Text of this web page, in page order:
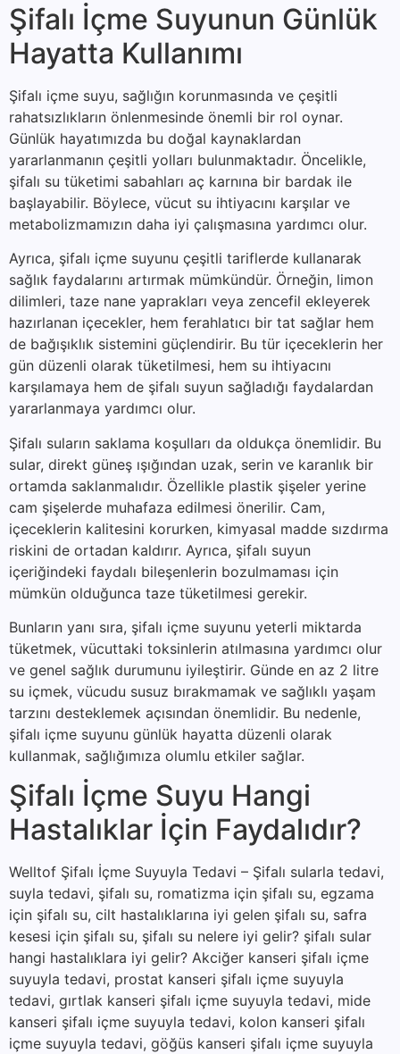
Şifalı İçme Suyunun Günlük
Hayatta Kullanımı
Şifalı içme suyu, sağlığın korunmasında ve çeşitli
rahatsızlıkların önlenmesinde önemli bir rol oynar.
Günlük hayatımızda bu doğal kaynaklardan
yararlanmanın çeşitli yolları bulunmaktadır. Öncelikle,
şifalı su tüketimi sabahları aç karnına bir bardak ile
başlayabilir. Böylece, vücut su ihtiyacını karşılar ve
metabolizmamızın daha iyi çalışmasına yardımcı olur.
Ayrıca, şifalı içme suyunu çeşitli tariflerde kullanarak
sağlık faydalarını artırmak mümkündür. Örneğin, limon
dilimleri, taze nane yaprakları veya zencefil ekleyerek
hazırlanan içecekler, hem ferahlatıcı bir tat sağlar hem
de bağışıklık sistemini güçlendirir. Bu tür içeceklerin her
gün düzenli olarak tüketilmesi, hem su ihtiyacını
karşılamaya hem de şifalı suyun sağladığı faydalardan
yararlanmaya yardımcı olur.
Şifalı suların saklama koşulları da oldukça önemlidir. Bu
sular, direkt güneş ışığından uzak, serin ve karanlık bir
ortamda saklanmalıdır. Özellikle plastik şişeler yerine
cam şişelerde muhafaza edilmesi önerilir. Cam,
içeceklerin kalitesini korurken, kimyasal madde sızdırma
riskini de ortadan kaldırır. Ayrıca, şifalı suyun
içeriğindeki faydalı bileşenlerin bozulmaması için
mümkün olduğunca taze tüketilmesi gerekir.
Bunların yanı sıra, şifalı içme suyunu yeterli miktarda
tüketmek, vücuttaki toksinlerin atılmasına yardımcı olur
ve genel sağlık durumunu iyileştirir. Günde en az 2 litre
su içmek, vücudu susuz bırakmamak ve sağlıklı yaşam
tarzını desteklemek açısından önemlidir. Bu nedenle,
şifalı içme suyunu günlük hayatta düzenli olarak
kullanmak, sağlığımıza olumlu etkiler sağlar.
Şifalı İçme Suyu Hangi
Hastalıklar İçin Faydalıdır?
Welltof Şifalı İçme Suyuyla Tedavi – Şifalı sularla tedavi,
suyla tedavi, şifalı su, romatizma için şifalı su, egzama
için şifalı su, cilt hastalıklarına iyi gelen şifalı su, safra
kesesi için şifalı su, şifalı su nelere iyi gelir? şifalı sular
hangi hastalıklara iyi gelir? Akciğer kanseri şifalı içme
suyuyla tedavi, prostat kanseri şifalı içme suyuyla
tedavi, gırtlak kanseri şifalı içme suyuyla tedavi, mide
kanseri şifalı içme suyuyla tedavi, kolon kanseri şifalı
içme suyuyla tedavi, göğüs kanseri şifalı içme suyuyla